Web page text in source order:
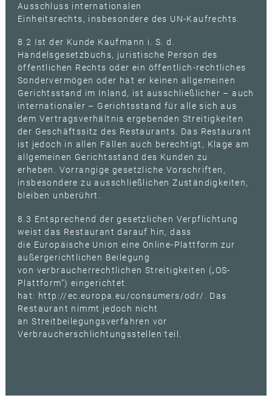
Ausschluss internationalen
Einheitsrechts, insbesondere des UN-Kaufrechts.
8.2 Ist der Kunde Kaufmann i. S. d.
Handelsgesetzbuchs, juristische Person des
öffentlichen Rechts oder ein öffentlich-rechtliches
Sondervermögen oder hat er keinen allgemeinen
Gerichtsstand im Inland, ist ausschließlicher – auch
internationaler – Gerichtsstand für alle sich aus
dem Vertragsverhältnis ergebenden Streitigkeiten
der Geschäftssitz des Restaurants. Das Restaurant
ist jedoch in allen Fällen auch berechtigt, Klage am
allgemeinen Gerichtsstand des Kunden zu
erheben. Vorrangige gesetzliche Vorschriften,
insbesondere zu ausschließlichen Zuständigkeiten,
bleiben unberührt.
8.3 Entsprechend der gesetzlichen Verpflichtung
weist das Restaurant darauf hin, dass
die Europäische Union eine Online-Plattform zur
außergerichtlichen Beilegung
von verbraucherrechtlichen Streitigkeiten („OS-
Plattform“) eingerichtet
hat: http://ec.europa.eu/consumers/odr/
. Das
Restaurant nimmt jedoch nicht
an Streitbeilegungsverfahren vor
Verbraucherschlichtungsstellen teil.